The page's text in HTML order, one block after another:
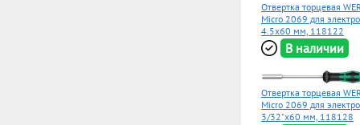
Отвертка торцевая
Micro 2069 для
4.5x60 мм, 118122
В наличии
Отвертка торцевая
Micro 2069 для
3/32"x60 мм, 118128